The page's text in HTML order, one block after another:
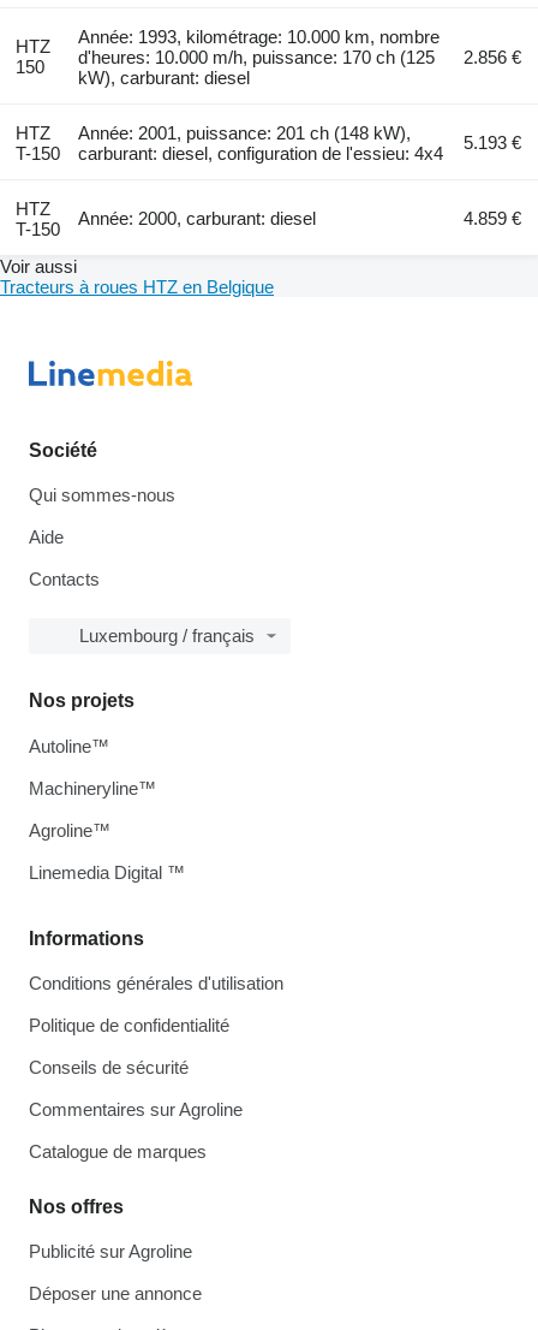
HTZ
150
Année: 1993, kilométrage: 10.000 km, nombre
d'heures: 10.000 m/h, puissance: 170 ch (125
kW), carburant: diesel
2.856 €
HTZ
T-150
Année: 2001, puissance: 201 ch (148 kW),
carburant: diesel, configuration de l'essieu: 4x4
5.193 €
HTZ
T-150
Année: 2000, carburant: diesel 4.859 €
Voir aussi
Tracteurs à roues HTZ en Belgique
Société
Qui sommes-nous
Aide
Contacts
Luxembourg / français
Informations
Conditions générales d'utilisation
Politique de confidentialité
Conseils de sécurité
Commentaires sur Agroline
Catalogue de marques
Nos offres
Publicité sur Agroline
Déposer une annonce
Nos projets
Autoline™
Machineryline™
Agroline™
Linemedia Digital ™